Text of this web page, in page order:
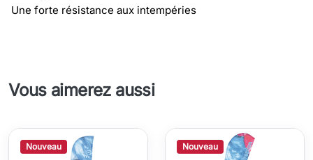
Une forte résistance aux intempéries
Vous aimerez aussi
Nouveau Nouveau